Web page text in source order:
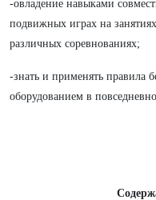
-овладение навыками
подвижных играх на
различных соревнованиях;
-знать и применять правила
оборудованием в